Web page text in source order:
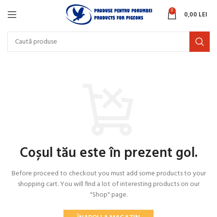
0 0,00 LEI
Coșul tău este în prezent gol.
Before proceed to checkout you must add some products to your
shopping cart.You will find a lot of interesting products on our
"Shop" page.